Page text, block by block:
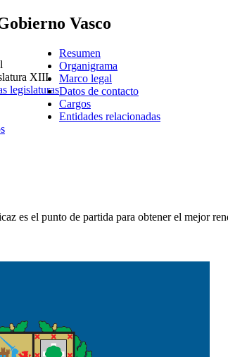
Vasco
XIII
legislaturas
Resumen
Organigrama
Marco legal
Datos de contacto
Cargos
Entidades relacionadas
es el punto de partida para obtener el mejor